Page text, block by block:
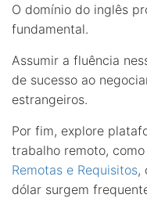
O domínio do inglês
fundamental.
Assumir a fluência
de sucesso ao
estrangeiros.
Por fim, explore
trabalho remoto,
Remotas e Requisitos,
dólar surgem